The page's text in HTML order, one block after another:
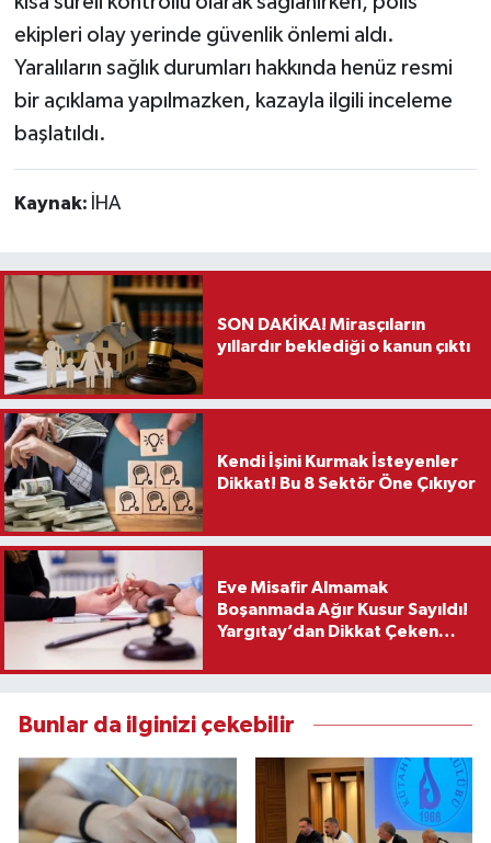
ekipleri olay yerinde güvenlik önlemi aldı.
Yaralıların sağlık durumları hakkında henüz resmi
bir açıklama yapılmazken, kazayla ilgili inceleme
başlatıldı.
Kaynak: İHA
SON DAKİKA! Mirasçıların
yıllardır beklediği o kanun çıktı
Kendi İşini Kurmak İsteyenler
Dikkat! Bu 8 Sektör Öne Çıkıyor
Eve Misafir Almamak
Boşanmada Ağır Kusur Sayıldı!
Yargıtay’dan Dikkat Çeken
Bunlar da ilginizi çekebilir